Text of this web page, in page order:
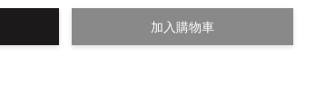
加入購物車